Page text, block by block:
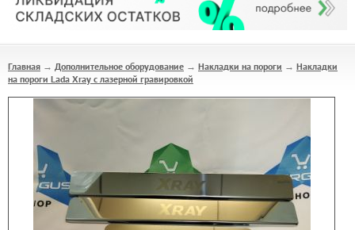
Главная → Дополнительное оборудование → Накладки на пороги → Накладки
на пороги Lada Xray с лазерной гравировкой